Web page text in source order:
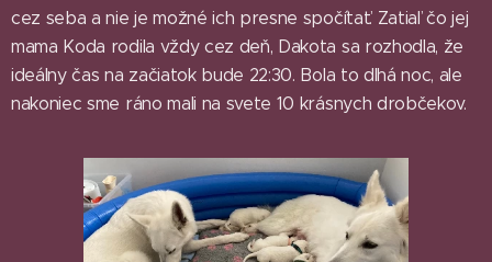
cez seba a nie je možné ich presne spočítať. Zatiaľ čo jej
mama Koda rodila vždy cez deň, Dakota sa rozhodla, že
ideálny čas na začiatok bude 22:30. Bola to dlhá noc, ale
nakoniec sme ráno mali na svete 10 krásnych drobčekov.